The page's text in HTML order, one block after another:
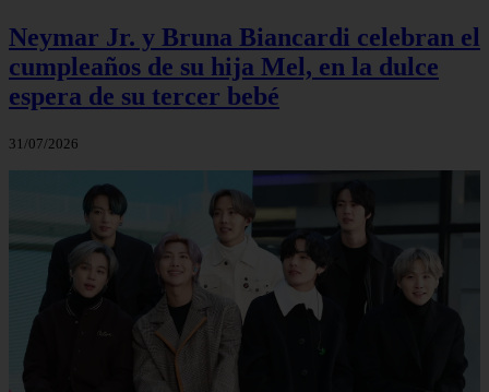
Neymar Jr. y Bruna Biancardi celebran el
cumpleaños de su hija Mel, en la dulce
espera de su tercer bebé
31/07/2026